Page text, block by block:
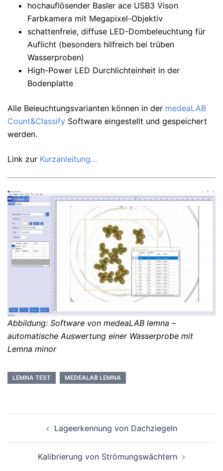
hochauflösender Basler ace USB3 Vison
Farbkamera mit Megapixel-Objektiv
schattenfreie, diffuse LED-Dombeleuchtung für
Auflicht (besonders hilfreich bei trüben
Wasserproben)
High-Power LED Durchlichteinheit in der
Bodenplatte
Alle Beleuchtungsvarianten können in der medeaLAB
Count&Classify Software eingestellt und gespeichert
werden.
Link zur Kurzanleitung…
Abbildung: Software von medeaLAB lemna –
automatische Auswertung einer Wasserprobe mit
Lemna minor
LEMNA TEST MEDEALAB LEMNA
Lageerkennung von Dachziegeln
Kalibrierung von Strömungswächtern